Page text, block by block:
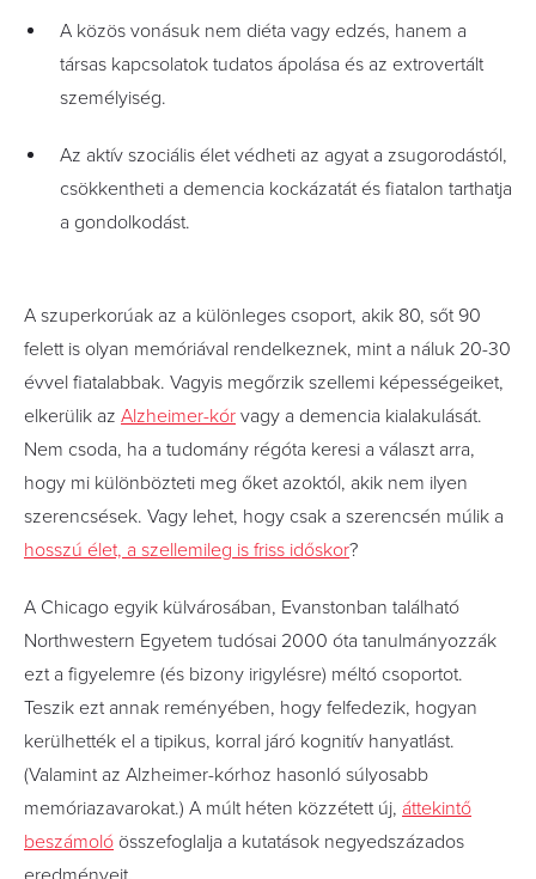
A közös vonásuk nem diéta vagy edzés, hanem a
társas kapcsolatok tudatos ápolása és az extrovertált
személyiség.
Az aktív szociális élet védheti az agyat a zsugorodástól,
csökkentheti a demencia kockázatát és fiatalon tarthatja
a gondolkodást.
A szuperkorúak az a különleges csoport, akik 80, sőt 90
felett is olyan memóriával rendelkeznek, mint a náluk 20-30
évvel fiatalabbak. Vagyis megőrzik szellemi képességeiket,
elkerülik az Alzheimer-kór vagy a demencia kialakulását.
Nem csoda, ha a tudomány régóta keresi a választ arra,
hogy mi különbözteti meg őket azoktól, akik nem ilyen
szerencsések. Vagy lehet, hogy csak a szerencsén múlik a
hosszú élet, a szellemileg is friss időskor?
A Chicago egyik külvárosában, Evanstonban található
Northwestern Egyetem tudósai 2000 óta tanulmányozzák
ezt a figyelemre (és bizony irigylésre) méltó csoportot.
Teszik ezt annak reményében, hogy felfedezik, hogyan
kerülhették el a tipikus, korral járó kognitív hanyatlást.
(Valamint az Alzheimer-kórhoz hasonló súlyosabb
memóriazavarokat.) A múlt héten közzétett új, áttekintő
beszámoló összefoglalja a kutatások negyedszázados